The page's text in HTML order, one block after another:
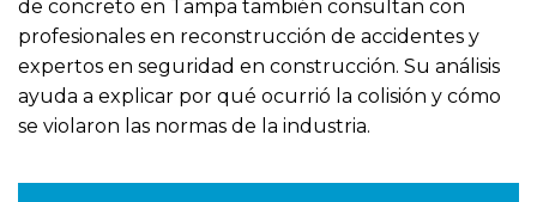
de concreto en Tampa también consultan con
profesionales en reconstrucción de accidentes y
expertos en seguridad en construcción. Su análisis
ayuda a explicar por qué ocurrió la colisión y cómo
se violaron las normas de la industria.